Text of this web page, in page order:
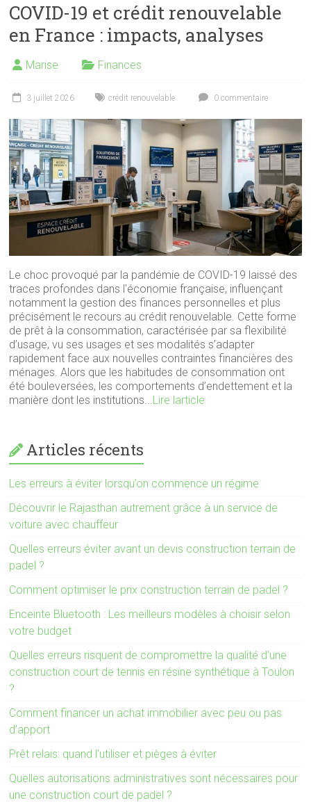
COVID-19 et crédit renouvelable
en France : impacts, analyses
Marise Finances
3 juillet 2026 crédit renouvelable 0 commentaire
Le choc provoqué par la pandémie de COVID-19 laissé des
traces profondes dans l'économie française, influençant
notamment la gestion des finances personnelles et plus
précisément le recours au crédit renouvelable. Cette forme
de prêt à la consommation, caractérisée par sa flexibilité
d’usage, vu ses usages et ses modalités s’adapter
rapidement face aux nouvelles contraintes financières des
ménages. Alors que les habitudes de consommation ont
été bouleversées, les comportements d’endettement et la
manière dont les institutions...Lire larticle
Articles récents
Les erreurs à éviter lorsqu’on commence un régime
Découvrir le Rajasthan autrement grâce à un service de
voiture avec chauffeur
Quelles erreurs éviter avant un devis construction terrain de
padel ?
Comment optimiser le prix construction terrain de padel ?
Enceinte Bluetooth : Les meilleurs modèles à choisir selon
votre budget
Quelles erreurs risquent de compromettre la qualité d’une
construction court de tennis en résine synthétique à Toulon
?
Comment financer un achat immobilier avec peu ou pas
d’apport
Prêt relais: quand l’utiliser et pièges à éviter
Quelles autorisations administratives sont nécessaires pour
une construction court de padel ?